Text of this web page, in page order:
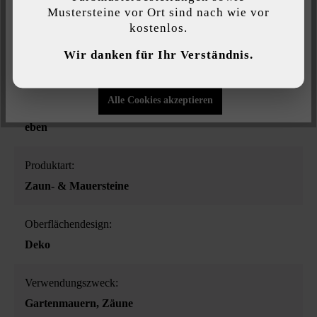
Oberflächenstruktur:
eben
Produktart:
Zaun- & Mauersteine
Oberflächendesign:
Deko
Verwendungszweck:
Gartenmauern, Zäune
Individuelle Einstellungen
Alle Cookies akzeptieren
Mustersteine vor Ort sind nach wie vor
kostenlos.
Wir danken für Ihr Verständnis.